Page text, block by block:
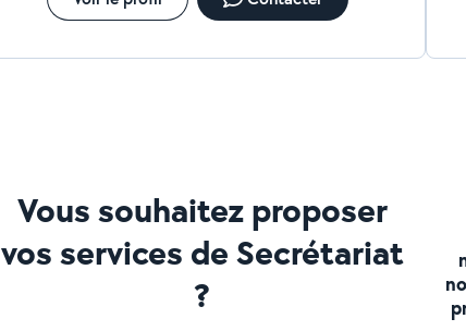
Vous souhaitez proposer
vos services de Secrétariat
?